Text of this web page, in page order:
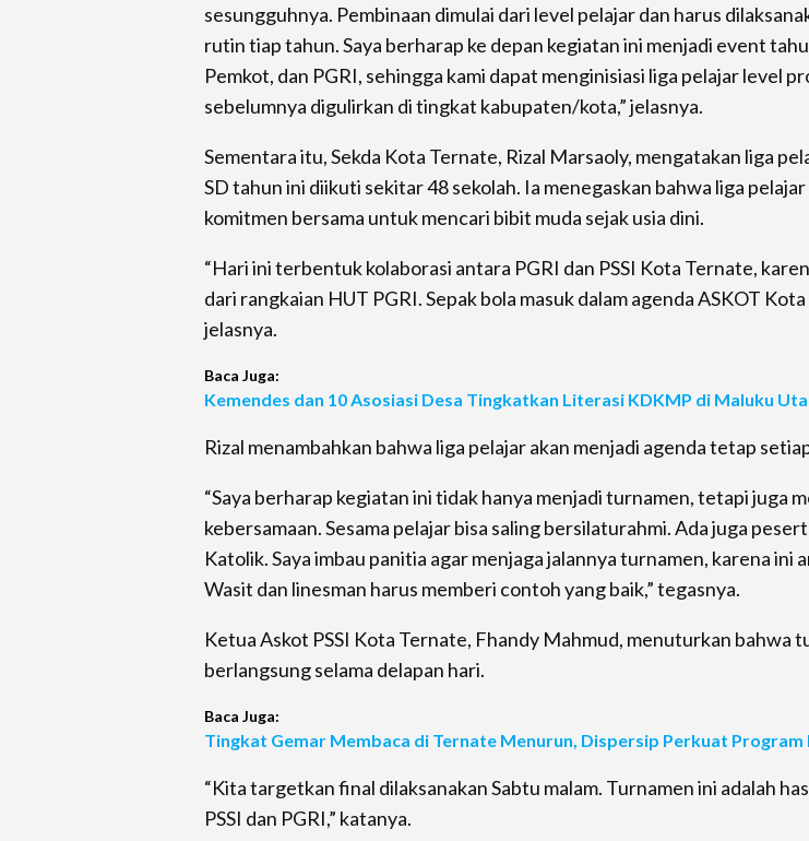
sesungguhnya. Pembinaan dimulai dari level pelajar dan harus
rutin tiap tahun. Saya berharap ke depan kegiatan ini menjadi event
Pemkot, dan PGRI, sehingga kami dapat menginisiasi liga pelajar level
sebelumnya digulirkan di tingkat kabupaten/kota,” jelasnya.
Sementara itu, Sekda Kota Ternate, Rizal Marsaoly, mengatakan liga
SD tahun ini diikuti sekitar 48 sekolah. Ia menegaskan bahwa liga
komitmen bersama untuk mencari bibit muda sejak usia dini.
“Hari ini terbentuk kolaborasi antara PGRI dan PSSI Kota Ternate,
dari rangkaian HUT PGRI. Sepak bola masuk dalam agenda ASKOT
jelasnya.
Baca Juga:
Kemendes dan 10 Asosiasi Desa Tingkatkan Literasi KDKMP di Maluku
Rizal menambahkan bahwa liga pelajar akan menjadi agenda tetap
“Saya berharap kegiatan ini tidak hanya menjadi turnamen, tetapi juga
kebersamaan. Sesama pelajar bisa saling bersilaturahmi. Ada juga
Katolik. Saya imbau panitia agar menjaga jalannya turnamen, karena ini
Wasit dan linesman harus memberi contoh yang baik,” tegasnya.
Ketua Askot PSSI Kota Ternate, Fhandy Mahmud, menuturkan bahwa
berlangsung selama delapan hari.
Baca Juga:
Tingkat Gemar Membaca di Ternate Menurun, Dispersip Perkuat
“Kita targetkan final dilaksanakan Sabtu malam. Turnamen ini adalah
PSSI dan PGRI,” katanya.